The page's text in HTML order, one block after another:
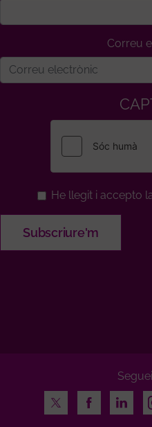
Correu
He llegit i accepto
Twitter
FacebookLinkedIn